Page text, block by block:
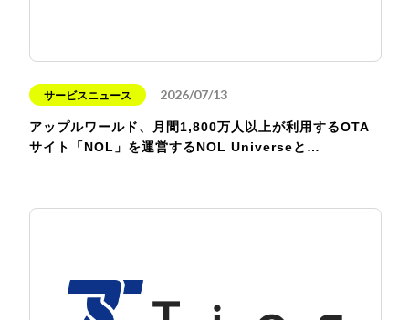
サービスニュース 2026/07/13
アップルワールド、月間1,800万人以上が利用するOTA
サイト「NOL」を運営するNOL Universeと…